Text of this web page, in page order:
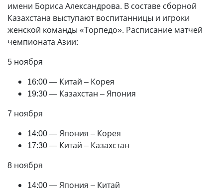
имени Бориса Александрова. В составе сборной
Казахстана выступают воспитанницы и игроки
женской команды «Торпедо». Расписание матчей
чемпионата Азии:
5 ноября
16:00 — Китай – Корея
19:30 — Казахстан – Япония
7 ноября
14:00 — Япония – Корея
17:30 — Китай – Казахстан
8 ноября
14:00 — Япония – Китай